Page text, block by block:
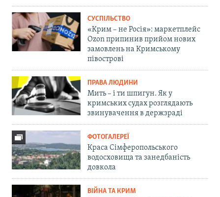
СУСПІЛЬСТВО
«Крим – не Росія»: маркетплейс
Ozon припинив прийом нових
замовлень на Кримському
півострові
ПРАВА ЛЮДИНИ
Мить – і ти шпигун. Як у
кримських судах розглядають
звинувачення в держзраді
ФОТОГАЛЕРЕЇ
Краса Сімферопольського
водосховища та занедбаність
довкола
ВІЙНА ТА КРИМ